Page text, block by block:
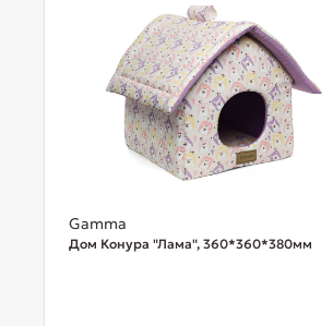
Gamma
Дом Конура "Лама", 360*360*380мм